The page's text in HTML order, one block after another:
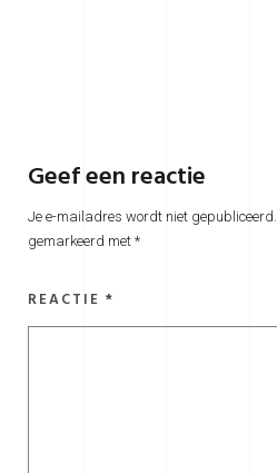
Geef een reactie
Je e-mailadres wordt niet gepubliceerd.
gemarkeerd met *
REACTIE *